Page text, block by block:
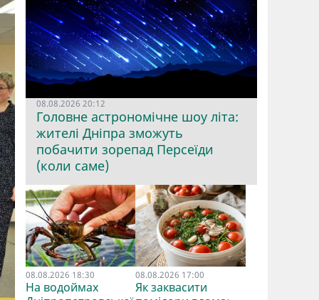
08.08.2026 20:12
Головне астрономічне шоу літа:
жителі Дніпра зможуть
побачити зорепад Персеїди
(коли саме)
08.08.2026 18:30
На водоймах
08.08.2026 17:00
Як заквасити